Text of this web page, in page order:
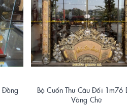
Đồng
Bộ Cuốn Thư Câu Đối 1m76
Vàng Chữ